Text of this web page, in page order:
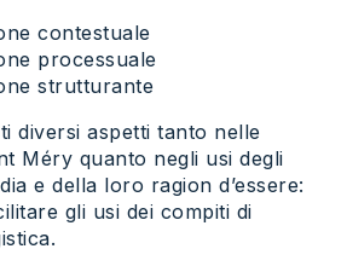
contestuale
processuale
strutturante
diversi aspetti tanto nelle
Méry quanto negli usi degli
e della loro ragion d’essere:
gli usi dei compiti di